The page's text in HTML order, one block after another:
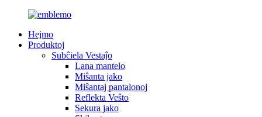
Hejmo
Produktoj
Subĉiela Vestaĵo
Lana mantelo
Miŝanta jako
Miŝantaj pantalonoj
Reflekta Veŝto
Sekura jako